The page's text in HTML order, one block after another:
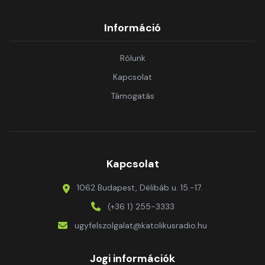
Információ
Rólunk
Kapcsolat
Támogatás
Kapcsolat
1062 Budapest, Délibáb u. 15.-17.
(+36 1) 255-3333
ugyfelszolgalat@katolikusradio.hu
Jogi információk